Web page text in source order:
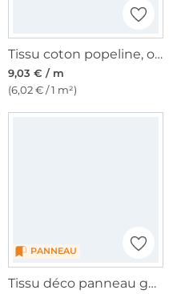
Tissu coton popeline, orange
9,03 € / m
(6,02 € / 1 m²)
PANNEAU
Tissu déco panneau gobelin coquelicots, 46 x 46 cm